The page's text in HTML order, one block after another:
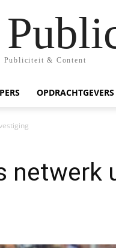
Publiciteit & Content
OPDRACHTGEVERS
netwerk